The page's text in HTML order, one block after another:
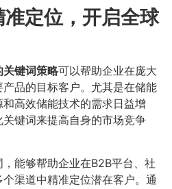
定位，开启全球
关键词策略可以帮助企业在庞大
品的目标客户。尤其是在储能
高效储能技术的需求日益增
键词来提高自身的市场竞争
能够帮助企业在B2B平台、社
渠道中精准定位潜在客户。通